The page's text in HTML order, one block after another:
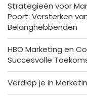
Strategieën voor
Poort: Versterken
Belanghebbenden
HBO Marketing en
Succesvolle
Verdiep je in